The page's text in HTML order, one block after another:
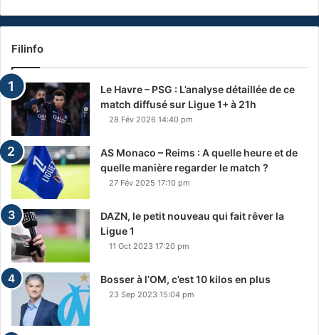
Filinfo
Le Havre – PSG : L’analyse détaillée de ce
match diffusé sur Ligue 1+ à 21h
28 Fév 2026 14:40 pm
AS Monaco – Reims : A quelle heure et de
quelle manière regarder le match ?
27 Fév 2025 17:10 pm
DAZN, le petit nouveau qui fait rêver la
Ligue 1
11 Oct 2023 17:20 pm
Bosser à l’OM, c’est 10 kilos en plus
23 Sep 2023 15:04 pm